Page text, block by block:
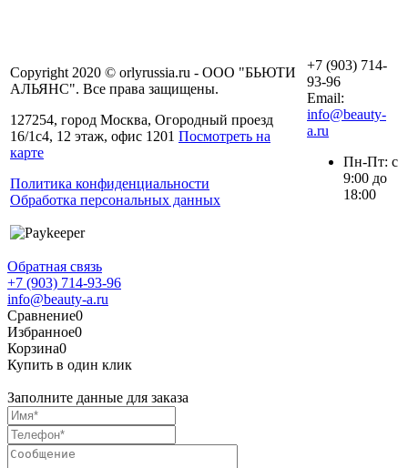
Copyright 2020 © orlyrussia.ru - ООО "БЬЮТИ
АЛЬЯНС". Все права защищены.
127254, город Москва, Огородный проезд
16/1с4, 12 этаж, офис 1201 Посмотреть на
карте
Политика конфиденциальности
Обработка персональных данных
+7 (903) 714-
93-96
Email:
info@beauty-
a.ru
Пн-Пт: с
9:00 до
18:00
Обратная связь
+7 (903) 714-93-96
info@beauty-a.ru
Сравнение0
Избранное0
Корзина0
Купить в один клик
Заполните данные для заказа